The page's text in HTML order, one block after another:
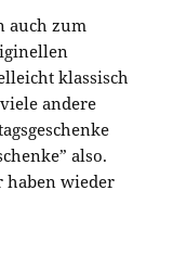
auch zum
klassisch
andere
also.
haben wieder